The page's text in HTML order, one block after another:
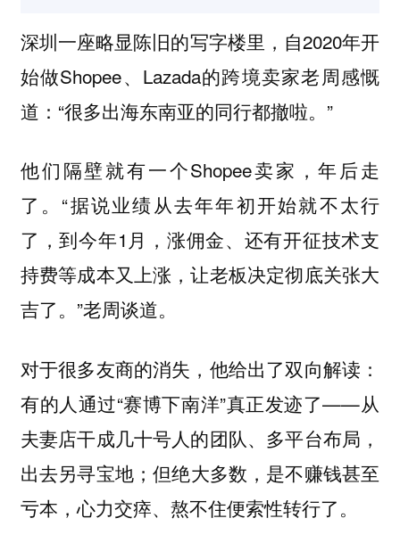
深圳一座略显陈旧的写字楼里，自2020年开
始做Shopee、Lazada的跨境卖家老周感慨
道：“很多出海东南亚的同行都撤啦。”
他们隔壁就有一个Shopee卖家，年后走
了。“据说业绩从去年年初开始就不太行
了，到今年1月，涨佣金、还有开征技术支
持费等成本又上涨，让老板决定彻底关张大
吉了。”老周谈道。
对于很多友商的消失，他给出了双向解读：
有的人通过“赛博下南洋”真正发迹了——从
夫妻店干成几十号人的团队、多平台布局，
出去另寻宝地；但绝大多数，是不赚钱甚至
亏本，心力交瘁、熬不住便索性转行了。